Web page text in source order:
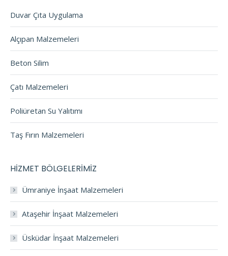
Duvar Çıta Uygulama
Alçıpan Malzemeleri
Beton Silim
Çatı Malzemeleri
Poliüretan Su Yalıtımı
Taş Fırın Malzemeleri
HİZMET BÖLGELERİMİZ
Ümraniye İnşaat Malzemeleri
Ataşehir İnşaat Malzemeleri
Üsküdar İnşaat Malzemeleri